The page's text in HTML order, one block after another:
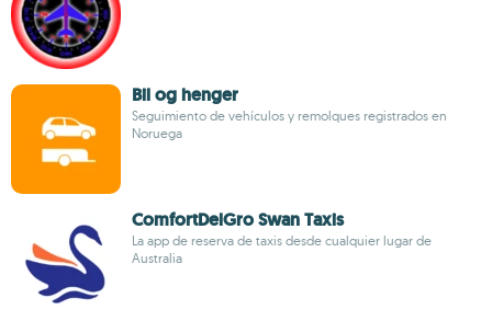
Bil og henger
Seguimiento de vehículos y remolques registrados en
Noruega
ComfortDelGro Swan Taxis
La app de reserva de taxis desde cualquier lugar de
Australia